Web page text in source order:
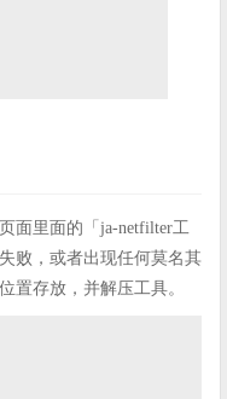
面里面的「ja-netfilter工
败，或者出现任何莫名其
置存放，并解压工具。